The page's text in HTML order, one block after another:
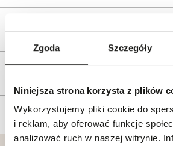
Zgoda Szczegóły
Niniejsza strona korzysta z plików
Wykorzystujemy pliki cookie do
i reklam, aby oferować funkcje
analizować ruch w naszej witrynie.
Reklamacje i zwroty